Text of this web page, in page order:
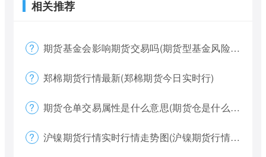
相关推荐
期货基金会影响期货交易吗(期货型基金风险大吗)
郑棉期货行情最新(郑棉期货今日实时行)
期货仓单交易属性是什么意思(期货仓是什么意思)
沪镍期货行情实时行情走势图(沪镍期货行情价格)